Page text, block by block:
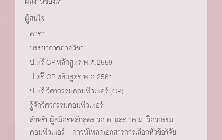
ผู้สนใจ
ตำรา
บรรยากาศภาควิชา
ป.ตรี CP หลักสูตร พ.ศ.2559
ป.ตรี CP หลักสูตร พ.ศ.2561
ป.ตรี วิศวกรรมคอมพิวเตอร์ (CP)
รู้จักวิศวกรรมคอมพิวเตอร์
สำหรับผู้สมัครหลักสูตร วศ.ด. และ วศ.ม. วิศวกรรม
คอมพิวเตอร์ – ดาวน์โหลดเอกสารการเลือกหัวข้อวิจัย